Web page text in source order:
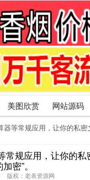
美图欣赏 网站源码
等常规应用，让你的私
规应用，让你的私
密”。
版权：老表资源网